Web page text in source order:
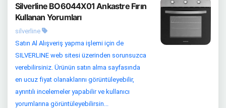
Silverline BO6044X01 Ankastre Fırın
Kullanan Yorumları
silverline
Satın Al Alışveriş yapma işlemi için de
SILVERLINE web sitesi üzerinden sorunsuzca
verebilirsiniz. Ürünün satın alma sayfasında
en ucuz fiyat olanaklarını görüntüleyebilir,
ayrıntılı incelemeler yapabilir ve kullanıcı
yorumlarına görüntüleyebilirsin...